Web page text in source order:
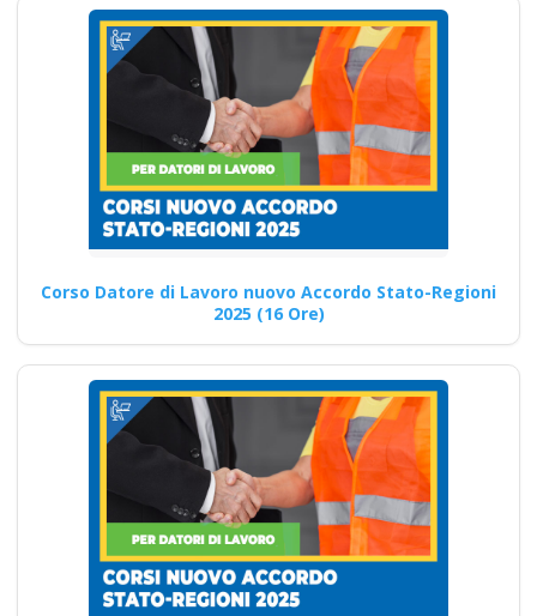
2025 Nuovo accordo
stato regioni 2025
realtà virtuale app
formatori docenti
rspp rls rlst preposto
datore Evento
formativo seminari
gratuiti più
soggetto formatore
italiani di
aggiornamento
obbligatorio
ASPP/RSPP
(DL.81/08, RSPP) e
CSP/CSE (DL.81/08)
Lezioni in aula realtà
virtuale
Riconoscimento
Corso Datore di Lavoro nuovo Accordo Stato-Regioni
2025 (16 Ore)